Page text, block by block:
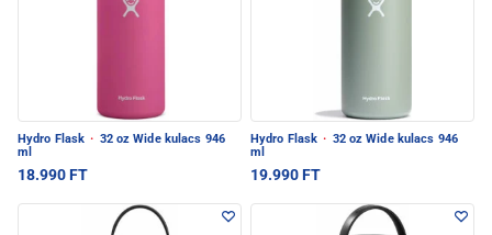
Hydro Flask · 32 oz Wide kulacs 946
ml
18.990 FT
Hydro Flask · 32 oz Wide kulacs 946
ml
19.990 FT